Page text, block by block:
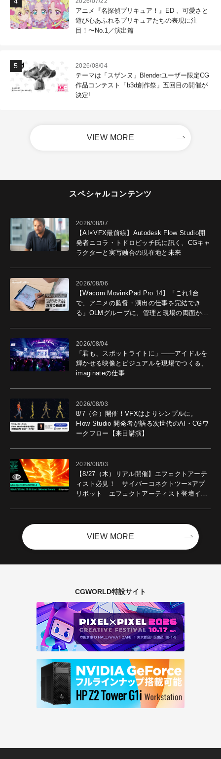
アニメ『名探偵プリキュア！』ED 、可愛さと
遊び心あふれるプリキュアたちの表現に注
目！〜No.1／演出篇
2026/08/04
テーマは「スザンヌ」Blenderユーザー限定CG
作品コンテスト「b3d創作祭」五回目の開催が
決定!
VIEW MORE
スペシャルコンテンツ
2026/08/07
【AI×VFX最前線】Autodesk Flow Studio開
発者ニコラ・トドロビッチ氏に訊く、CGキャ
ラクターと実写融合の現在地と未来
2026/08/06
【Wacom MovinkPad Pro 14】「これ1台
で、アニメの監督・演出の仕事を完結でき
る」OLMグループに、管理と現場の両面から
2026/08/04
「君も、スポットライトに」――アイドルを
輝かせる映像とビジュアルを現場でつくる、
imaginateの仕事
2026/08/03
8/7（金）開催！VFXはよりシンプルに。
Flow Studio 開発者が語る次世代のAI・CGワ
ークフロー【来日講演】
2026/08/03
【8/27（木）リアル開催】エフェクトアーテ
ィスト必見！ サイバーコネクトツー×アプ
リボット エフェクトアーティスト登壇イベ
VIEW MORE
CGWORLD特設サイト